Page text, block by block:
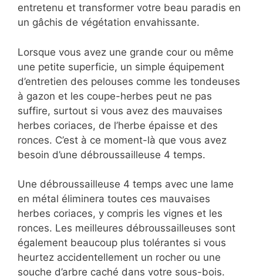
entretenu et transformer votre beau paradis en
un gâchis de végétation envahissante.
Lorsque vous avez une grande cour ou même
une petite superficie, un simple équipement
d’entretien des pelouses comme les tondeuses
à gazon et les coupe-herbes peut ne pas
suffire, surtout si vous avez des mauvaises
herbes coriaces, de l’herbe épaisse et des
ronces. C’est à ce moment-là que vous avez
besoin d’une débroussailleuse 4 temps.
Une débroussailleuse 4 temps avec une lame
en métal éliminera toutes ces mauvaises
herbes coriaces, y compris les vignes et les
ronces. Les meilleures débroussailleuses sont
également beaucoup plus tolérantes si vous
heurtez accidentellement un rocher ou une
souche d’arbre caché dans votre sous-bois.